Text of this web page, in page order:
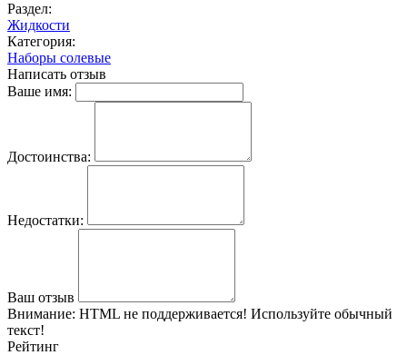
Раздел:
Жидкости
Категория:
Наборы солевые
Написать отзыв
Ваше имя:
Достоинства:
Недостатки:
Ваш отзыв
Внимание: HTML не поддерживается! Используйте обычный
текст!
Рейтинг